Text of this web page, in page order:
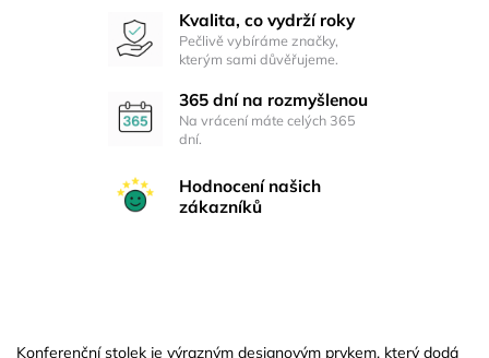
Kvalita, co vydrží roky
Pečlivě vybíráme značky,
kterým sami důvěřujeme.
365 dní na rozmyšlenou
Na vrácení máte celých 365
dní.
Hodnocení našich
zákazníků
Konferenční stolek je výrazným designovým prvkem, který dodá